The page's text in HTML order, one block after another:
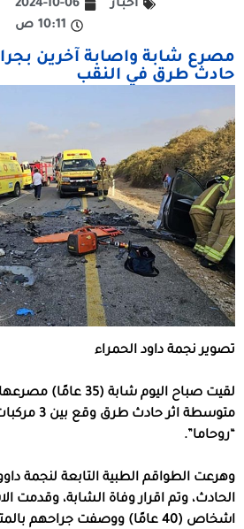
أخبار
2024-10-06
10:11 ص
مصرع شابة واصابة آخرين
حادث طرق في النقب
تصوير نجمة داود الحمراء
“روحاما”.
وهرعت الطواقم الطبية التابعة لنجمة
اشخاص (40 عامًا) ووصفت جراحهم